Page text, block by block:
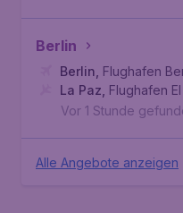
Berlin
Berlin Flughafen
La Paz Flughafen
Vor 1 Stunde
Alle Angebote anzeigen